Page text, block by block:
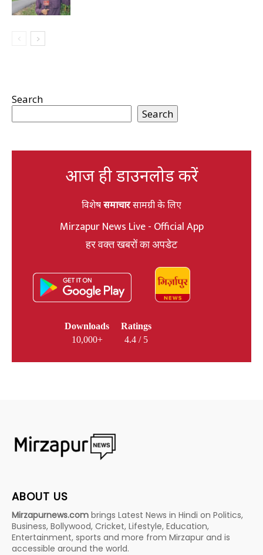
Search
Search
आज ही डाउनलोड करें
विशेषसमाचारसामग्री के लिए
Mirzapur News Live - Official App
हर वक्त खबरों का अपडेट
Downloads
10,000+
Ratings
4.4 / 5
ABOUT US
Mirzapurnews.com brings Latest News in Hindi on Politics,
Business, Bollywood, Cricket, Lifestyle, Education,
Entertainment, sports and more from Mirzapur and is
accessible around the world.